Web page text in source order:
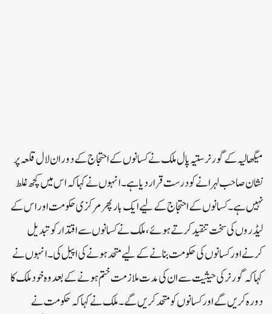
میگھالیہ کے گورنر ستیہ پال ملک نے کسانوں کے احتجاج کے دوران لال قلعہ پر
نشان صاحب لہرانے کو درست قرار دیا ہے۔ انہوں نے کہا کہ اس میں کچھ غلط
نہیں ہے۔ کسانوں کے احتجاج کے لیے ایک بار پھر مرکزی حکومت اور اس کے
لیڈروں کی سخت تنقید کرتے ہوئے، ملک نے کسانوں سے اقتدار کو تبدیل
کرنے اور کسانوں کی حکومت بنانے کے لیے متحد ہونے کی اپیل کی۔ انہوں نے
کہا کہ گورنر کی حیثیت سے ان کی مدت ملازمت ختم ہونے کے بعد وہ خود ملک کا
دورہ کریں گے اور کسانوں کو متحد کریں گے۔ ملک نے کہا کہ حکومت نے